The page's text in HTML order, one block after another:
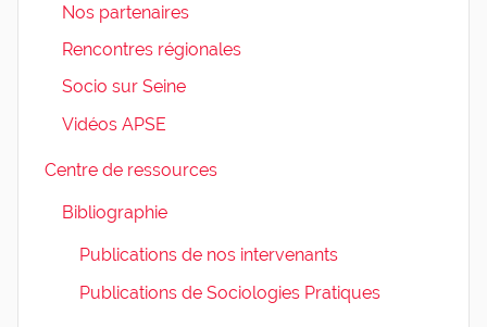
Nos partenaires
Rencontres régionales
Socio sur Seine
Vidéos APSE
Centre de ressources
Bibliographie
Publications de nos intervenants
Publications de Sociologies Pratiques